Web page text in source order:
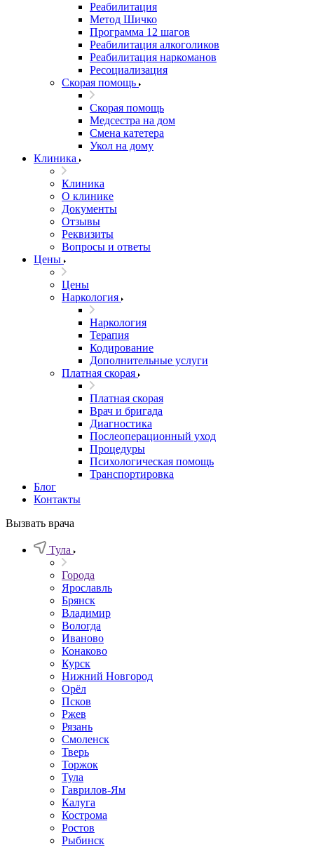
Реабилитация
Метод Шичко
Программа 12 шагов
Реабилитация алкоголиков
Реабилитация наркоманов
Ресоциализация
Скорая помощь
Скорая помощь
Медсестра на дом
Смена катетера
Укол на дому
Клиника
Клиника
О клинике
Документы
Отзывы
Реквизиты
Вопросы и ответы
Цены
Цены
Наркология
Наркология
Терапия
Кодирование
Дополнительные услуги
Платная скорая
Платная скорая
Врач и бригада
Диагностика
Послеоперационный уход
Процедуры
Психологическая помощь
Транспортировка
Блог
Контакты
Вызвать врача
Тула
Города
Ярославль
Брянск
Владимир
Вологда
Иваново
Конаково
Курск
Нижний Новгород
Орёл
Псков
Ржев
Рязань
Смоленск
Тверь
Торжок
Тула
Гаврилов-Ям
Калуга
Кострома
Ростов
Рыбинск